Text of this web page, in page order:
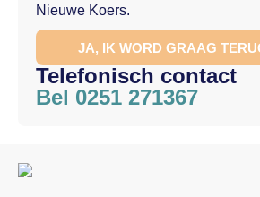
Nieuwe Koers.
JA, IK WORD GRAAG
Telefonisch contact
Bel 0251 271367